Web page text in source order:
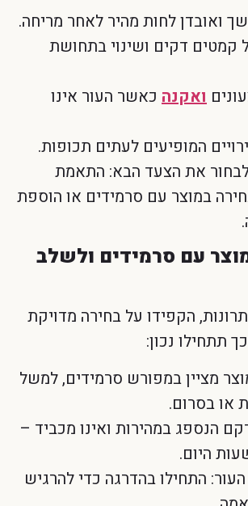
ואובדן לחות מהיר לאחר מריחה.
דקים ושינוי בתחושת
ואקנה כאשר העור אינו
המופיעים לעתים תכופות.
לבחור את הצעד הבא: התאמת
במוצר עם סרמידים או הוספת
עם סרמידים ולשלב
הקפידו על בחירה מדויקת
תתחילו נכון:
מציין במפורש סרמידים, למשל
או בסרום.
הנספג במהירות ואינו מכביד –
היום.
התחילו בהדרגה כדי להרגיש